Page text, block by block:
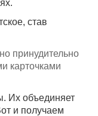
став
принудительно
карточками
Их объединяет
и получаем